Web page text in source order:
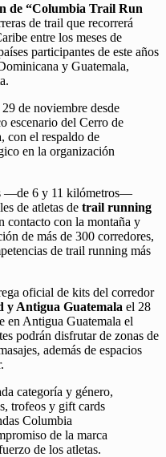
de “Columbia Trail Run
de trail que recorrerá
entre los meses de
participantes de este años
y Guatemala,
de noviembre desde
escenario del Cerro de
con el respaldo de
en la organización
—de 6 y 11 kilómetros—
de atletas de trail running
contacto con la montaña y
de más de 300 corredores,
de trail running más
oficial de kits del corredor
y Antigua Guatemala el 28
en Antigua Guatemala el
podrán disfrutar de zonas de
además de espacios
categoría y género,
trofeos y gift cards
Columbia
de la marca
de los atletas.